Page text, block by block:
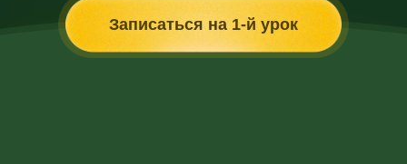
Записаться на 1-й урок